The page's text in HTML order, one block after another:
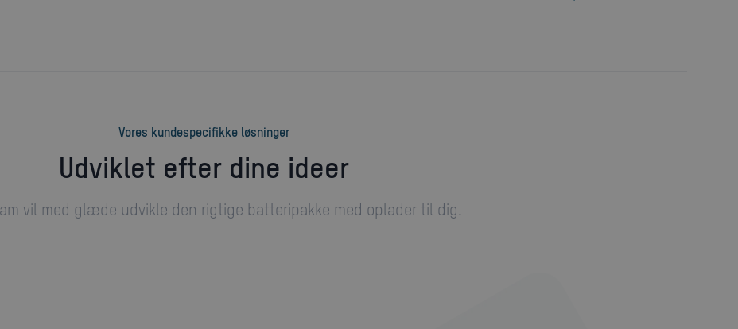
Vores kundespecifikke løsninger
Udviklet efter dine ideer
vil med glæde udvikle den rigtige batteripakke med oplader til dig.